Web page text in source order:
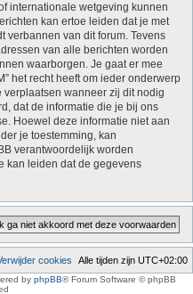
internationale wetgeving kunnen
kan ertoe leiden dat je met
verbannen van dit forum. Tevens
van alle berichten worden
waarborgen. Je gaat er mee
het recht heeft om ieder onderwerp
wanneer zij dit nodig
dat de informatie die je bij ons
Hoewel deze informatie niet aan
je toestemming, kan
verantwoordelijk worden
kan leiden dat de gegevens
Alle tijden zijn UTC+02:00
cookies
by phpBB® Forum Software © phpBB